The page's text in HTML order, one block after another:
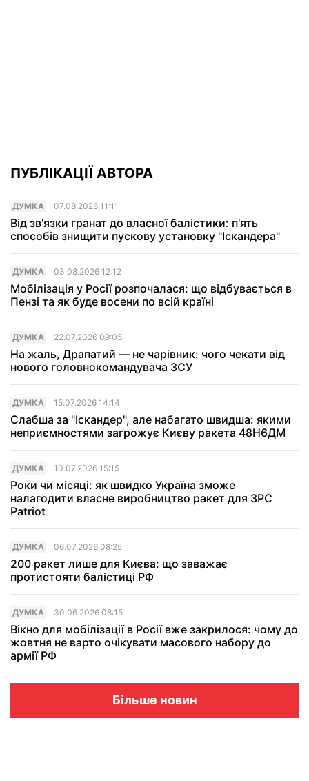
ПУБЛІКАЦІЇ АВТОРА
ДУМКА 07.08.2026 11:11
Від зв'язки гранат до власної балістики: п'ять
способів знищити пускову установку "Іскандера"
ДУМКА 03.08.2026 12:12
Мобілізація у Росії розпочалася: що відбувається в
Пензі та як буде восени по всій країні
ДУМКА 22.07.2026 09:05
На жаль, Драпатий — не чарівник: чого чекати від
нового головнокомандувача ЗСУ
ДУМКА 15.07.2026 14:14
Слабша за "Іскандер", але набагато швидша: якими
неприємностями загрожує Києву ракета 48Н6ДМ
ДУМКА 10.07.2026 15:15
Роки чи місяці: як швидко Україна зможе
налагодити власне виробництво ракет для ЗРС
Patriot
ДУМКА 06.07.2026 08:25
200 ракет лише для Києва: що заважає
протистояти балістиці РФ
ДУМКА 30.06.2026 08:15
Вікно для мобілізації в Росії вже закрилося: чому до
жовтня не варто очікувати масового набору до
армії РФ
Більше новин